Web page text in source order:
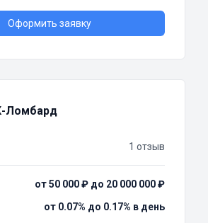
Оформить заявку
Ломбард
1 отзыв
от 50 000 ₽ до 20 000 000 ₽
от 0.07% до 0.17% в день